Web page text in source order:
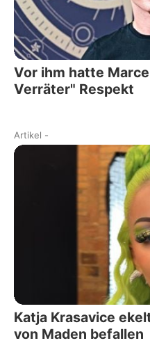
Vor ihm hatte
Verräter" Respekt
Artikel -
Katja Krasavice
von Maden befallen